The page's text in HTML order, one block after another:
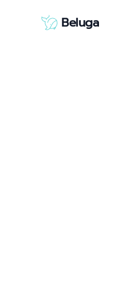
Beluga